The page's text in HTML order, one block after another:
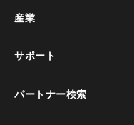
産業
サポート
パートナー検索